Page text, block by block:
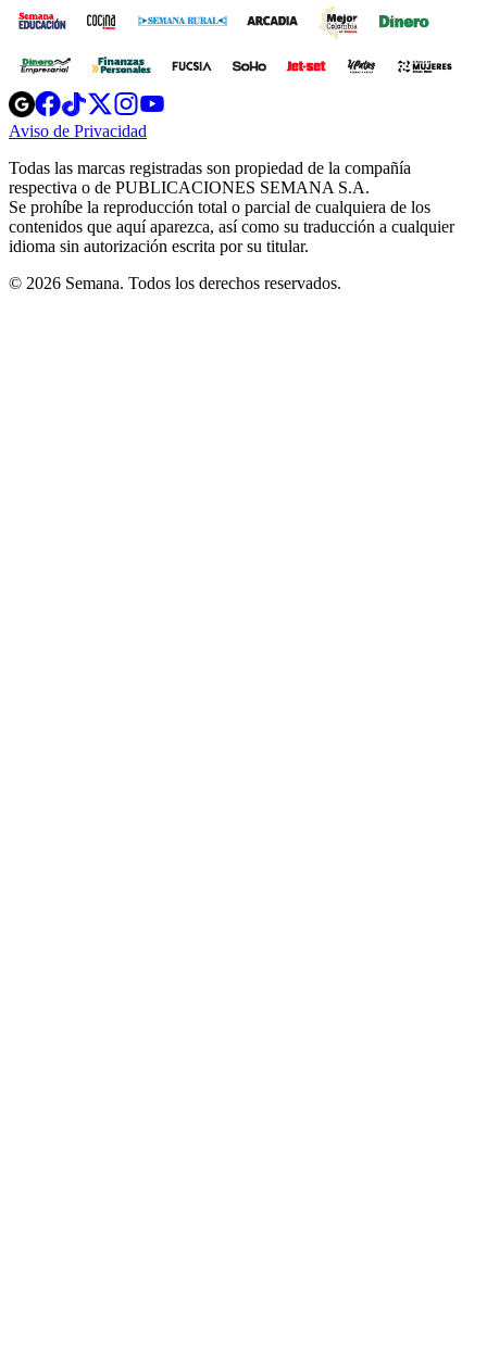
Opens
in
new
Opens
in
new
Opens
in
new
window
Opens
new
windowwindow
Aviso de Privacidad
new
window
Todas las marcas registradas son propiedad de la compañía
respectiva o de PUBLICACIONES SEMANA S.A.
Se prohíbe la reproducción total o parcial de cualquiera de los
contenidos que aquí aparezca, así como su traducción a cualquier
idioma sin autorización escrita por su titular.
© 2026 Semana. Todos los derechos reservados.